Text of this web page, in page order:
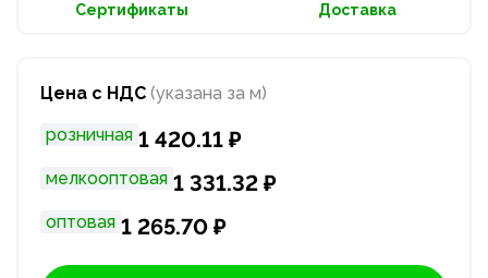
Сертификаты Доставка
Цена с НДС (указана за м)
розничная 1 420.11 ₽
мелкооптовая 1 331.32 ₽
оптовая 1 265.70 ₽